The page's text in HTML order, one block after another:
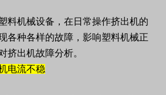
料机械设备，在日常操作挤出机的
各种各样的故障，影响塑料机械正
挤出机故障分析。
电流不稳